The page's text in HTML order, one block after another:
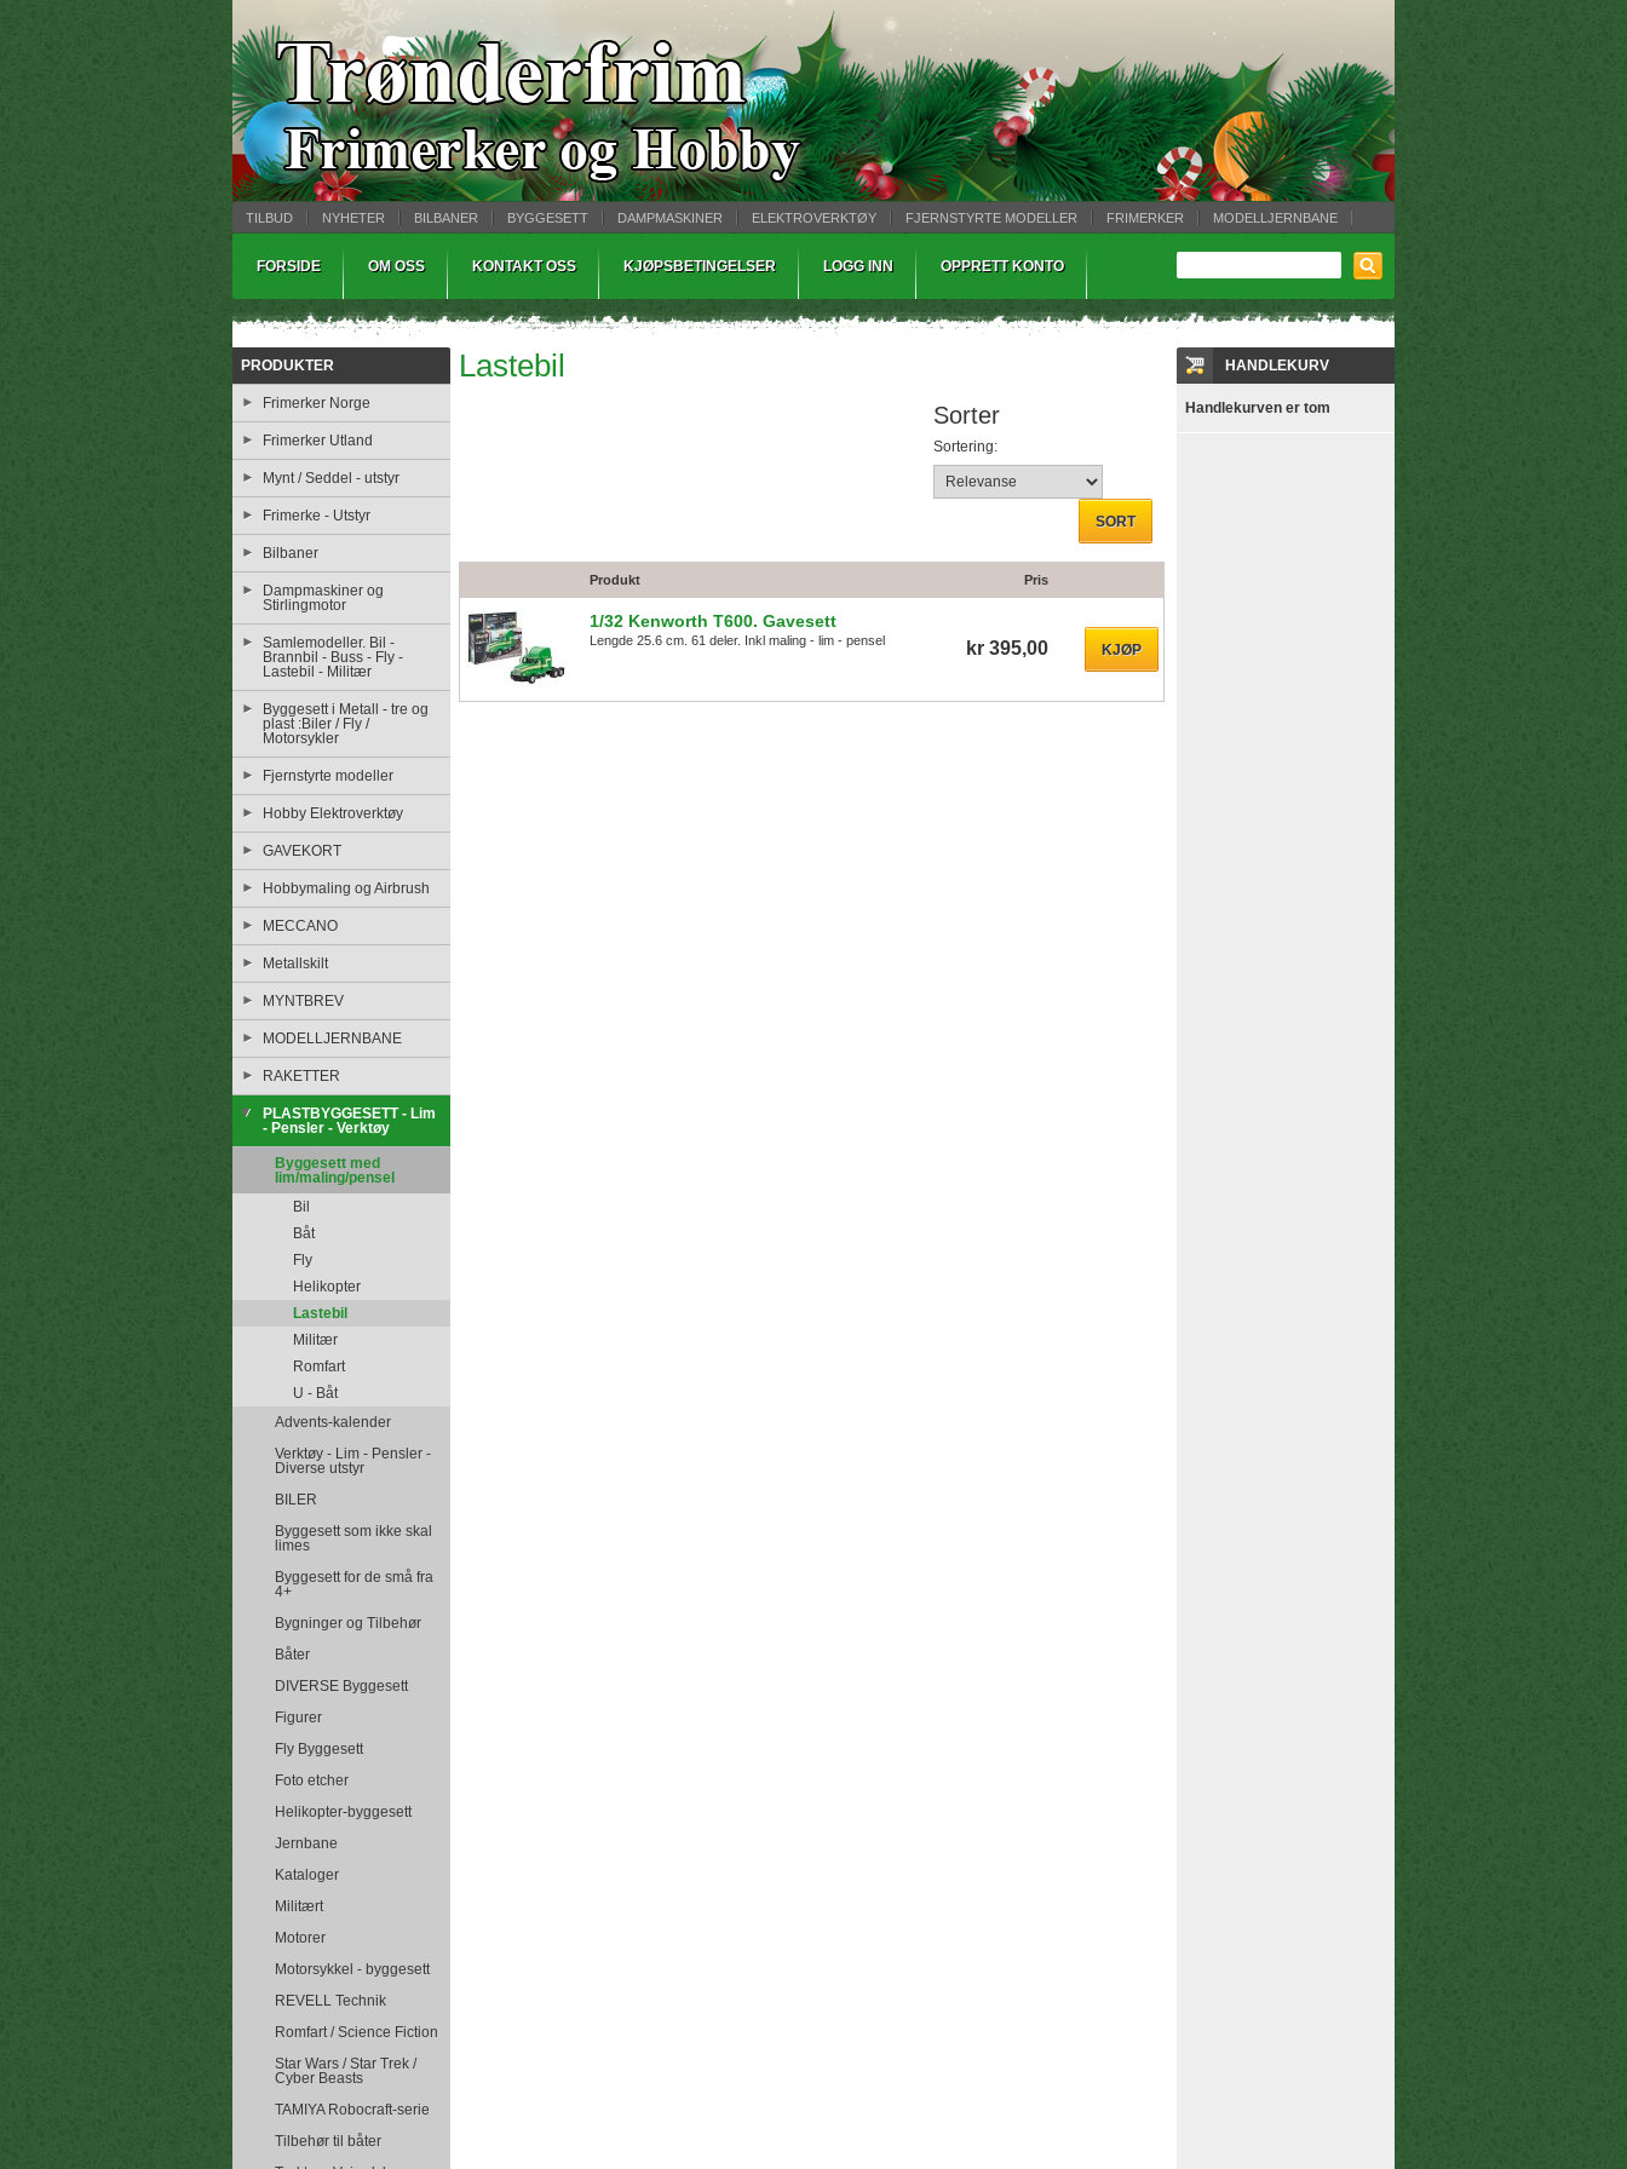
TILBUD NYHETER BILBANER BYGGESETT DAMPMASKINER ELEKTROVERKTØY FJERNSTYRTE MODELLER FRIMERKER
MODELLJERNBANE
FORSIDE OM OSS KONTAKT OSS KJØPSBETINGELSER LOGG INN OPPRETT KONTO
PRODUKTER
Frimerker Norge
Frimerker Utland
Mynt / Seddel - utstyr
Frimerke - Utstyr
Bilbaner
Dampmaskiner og
Stirlingmotor
Samlemodeller. Bil -
Brannbil - Buss - Fly -
Lastebil - Militær
Byggesett i Metall - tre og
plast :Biler / Fly /
Motorsykler
Fjernstyrte modeller
Hobby Elektroverktøy
GAVEKORT
Hobbymaling og Airbrush
MECCANO
Metallskilt
MYNTBREV
MODELLJERNBANE
RAKETTER
PLASTBYGGESETT - Lim
- Pensler - Verktøy
Byggesett med
lim/maling/pensel
Bil
Båt
Fly
Helikopter
Lastebil
Militær
Romfart
U - Båt
Advents-kalender
Verktøy - Lim - Pensler -
Diverse utstyr
BILER
Byggesett som ikke skal
limes
Byggesett for de små fra
4+
Bygninger og Tilbehør
Båter
DIVERSE Byggesett
Figurer
Fly Byggesett
Foto etcher
Helikopter-byggesett
Jernbane
Kataloger
Militært
Motorer
Motorsykkel - byggesett
REVELL Technik
Romfart / Science Fiction
Star Wars / Star Trek /
Cyber Beasts
TAMIYA Robocraft-serie
Tilbehør til båter
Lastebil
Sorter
Sortering:
Produkt Pris
1/32 Kenworth T600. Gavesett
Lengde 25.6 cm. 61 deler. Inkl maling - lim - pensel kr 395,00
HANDLEKURV
Handlekurven er tom